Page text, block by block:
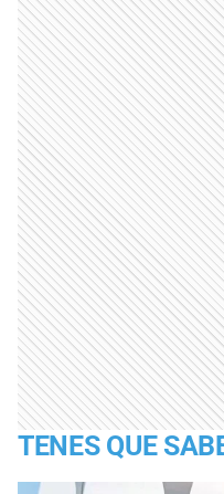
TENES QUE